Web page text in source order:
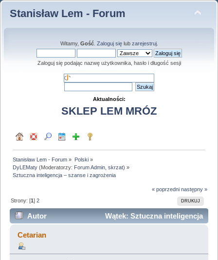
Stanisław Lem - Forum
Witamy, Gość. Zaloguj sięlub zarejestruj.
Zaloguj się podając nazwę użytkownika, hasło i długość sesji
Aktualności:
SKLEP LEM MRÓZ
Stanisław Lem - Forum » Polski»
DyLEMaty (Moderatorzy: Forum Admin ,skrzat) »
Sztuczna inteligencja – szanse i zagrożenia
« poprzedni następny »
DRUKUJ
Strony: [1]2
Autor
Wątek: Sztuczna inteligencja
– szanse i zagrożenia (Przeczytany 24871 razy)
Cetarian